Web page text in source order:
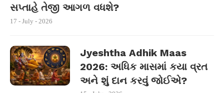
સપ્તાહે તેજી આગળ વધશે?
17 - July - 2026
Jyeshtha Adhik Maas
2026: અધિક માસમાં કયા વ્રત
અને શું દાન કરવું જોઈએ?